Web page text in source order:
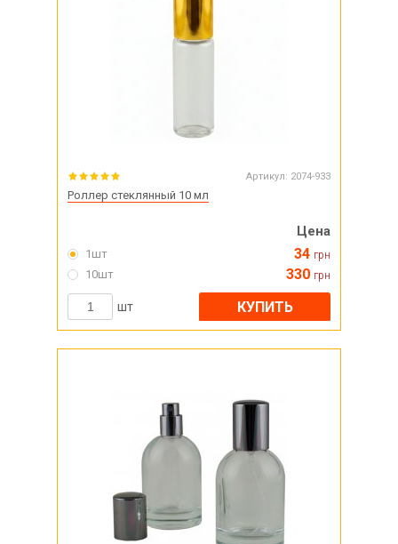
Артикул: 2074-933
Роллер стеклянный 10 мл
Цена
1шт 34 грн
10шт 330 грн
шт КУПИТЬ